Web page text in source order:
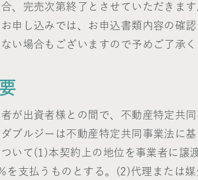
、完売次第終了とさせていただきます
申し込みでは、お申込書類内容の確
い場合もございますので予めご了承
が出資者様との間で、不動産特定共
ブルジーは不動産特定共同事業法に
いて(1)本契約上の地位を事業者に譲
を支払うものとする。(2)代理または